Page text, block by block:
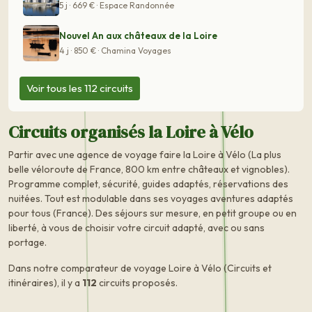
5 j · 669 € · Espace Randonnée
Nouvel An aux châteaux de la Loire
4 j · 850 € · Chamina Voyages
Voir tous les 112 circuits
Circuits organisés la Loire à Vélo
Partir avec une agence de voyage faire la Loire à Vélo (La plus
belle véloroute de France, 800 km entre châteaux et vignobles).
Programme complet, sécurité, guides adaptés, réservations des
nuitées. Tout est modulable dans ses voyages aventures adaptés
pour tous (France). Des séjours sur mesure, en petit groupe ou en
liberté, à vous de choisir votre circuit adapté, avec ou sans
portage.
Dans notre comparateur de voyage Loire à Vélo (Circuits et
itinéraires), il y a 112 circuits proposés.